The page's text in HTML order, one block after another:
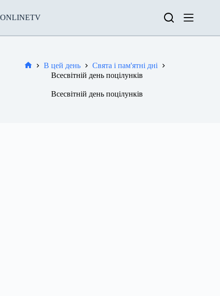
вмісту
ONLINETV
Новини
В цей день
Свята і пам'ятні дні
Всесвітній день поцілунків
Всесвітній день поцілунків